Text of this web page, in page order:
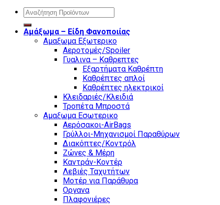
Search
for:
Αμάξωμα – Είδη Φανοποιίας
Αμαξωμα Εξωτερικο
Αεροτομές/Spoiler
Γυαλινα – Καθρεπτες
Εξαρτήματα Καθρέπτη
Καθρέπτες απλοί
Καθρέπτες ηλεκτρικοί
Κλειδαριές/Κλειδιά
Τροπέτα Μπροστά
Αμαξωμα Εσωτερικο
Αερόσακοι-AirBags
Γρύλλοι-Μηχανισμοί Παραθύρων
Διακόπτες/Κοντρόλ
Ζώνες & Μέρη
Καντράν-Κοντέρ
Λεβιές Ταχυτήτων
Μοτέρ για Παράθυρα
Οργανα
Πλαφονιέρες